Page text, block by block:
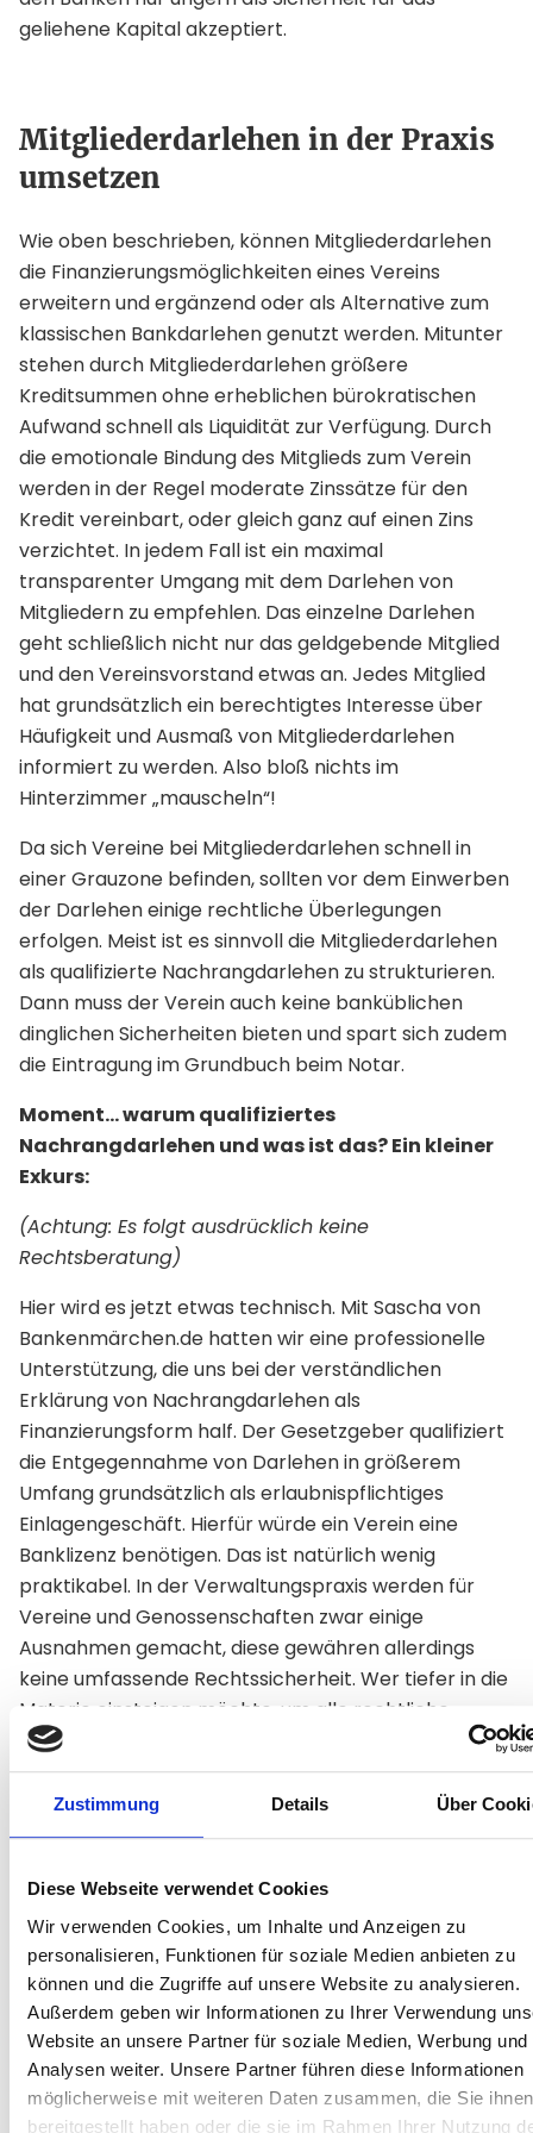
Zustimmung Details Über
Diese Webseite verwendet Cookies
Wir verwenden Cookies, um Inhalte und Anzeigen zu
personalisieren, Funktionen für soziale Medien anbieten zu
können und die Zugriffe auf unsere Website zu analysieren.
Außerdem geben wir Informationen zu Ihrer Verwendung
Website an unsere Partner für soziale Medien, Werbung und
Analysen weiter. Unsere Partner führen diese Informationen
möglicherweise mit weiteren Daten zusammen, die Sie ihnen
bereitgestellt haben oder die sie im Rahmen Ihrer Nutzung
geliehene Kapital akzeptiert.
Mitgliederdarlehen in der Praxis
umsetzen
Wie oben beschrieben, können Mitgliederdarlehen
die Finanzierungsmöglichkeiten eines Vereins
erweitern und ergänzend oder als Alternative zum
klassischen Bankdarlehen genutzt werden. Mitunter
stehen durch Mitgliederdarlehen größere
Kreditsummen ohne erheblichen bürokratischen
Aufwand schnell als Liquidität zur Verfügung. Durch
die emotionale Bindung des Mitglieds zum Verein
werden in der Regel moderate Zinssätze für den
Kredit vereinbart, oder gleich ganz auf einen Zins
verzichtet. In jedem Fall ist ein maximal
transparenter Umgang mit dem Darlehen von
Mitgliedern zu empfehlen. Das einzelne Darlehen
geht schließlich nicht nur das geldgebende Mitglied
und den Vereinsvorstand etwas an. Jedes Mitglied
hat grundsätzlich ein berechtigtes Interesse über
Häufigkeit und Ausmaß von Mitgliederdarlehen
informiert zu werden. Also bloß nichts im
Hinterzimmer „mauscheln“!
Da sich Vereine bei Mitgliederdarlehen schnell in
einer Grauzone befinden, sollten vor dem Einwerben
der Darlehen einige rechtliche Überlegungen
erfolgen. Meist ist es sinnvoll die Mitgliederdarlehen
als qualifizierte Nachrangdarlehen zu strukturieren.
Dann muss der Verein auch keine banküblichen
dinglichen Sicherheiten bieten und spart sich zudem
die Eintragung im Grundbuch beim Notar.
Moment… warum qualifiziertes
Nachrangdarlehen und was ist das? Ein kleiner
Exkurs:
(Achtung: Es folgt ausdrücklich keine
Rechtsberatung)
Hier wird es jetzt etwas technisch. Mit Sascha von
Bankenmärchen.de hatten wir eine professionelle
Unterstützung, die uns bei der verständlichen
Erklärung von Nachrangdarlehen als
Finanzierungsform half. Der Gesetzgeber qualifiziert
die Entgegennahme von Darlehen in größerem
Umfang grundsätzlich als erlaubnispflichtiges
Einlagengeschäft. Hierfür würde ein Verein eine
Banklizenz benötigen. Das ist natürlich wenig
praktikabel. In der Verwaltungspraxis werden für
Vereine und Genossenschaften zwar einige
Ausnahmen gemacht, diese gewähren allerdings
keine umfassende Rechtssicherheit. Wer tiefer in die
Materie einsteigen möchte, um alle rechtliche
Hitergründe im Detail zu verstehen, dem seien die
beiden Artikel des Portals Perspektive Praxis sowie
des Golfverbands Schleswig Holstein ans Herz
gelegt.
Um gar nicht erst in rechtliche Graubereiche
einzutauchen, können Vereine sogenannte
qualifizierte Nachrangdarlehen entgegennehmen,
ohne über eine Banklizenz zu verfügen. Die
Darlehensverträge enthalten dann eine besondere
Klausel (den qualifizierten Rangrücktritt), die den
Darlehensgeber in den Eigenkapitalrang stellt und
für den Verein insolvenzvermeidend wirkt. Das heißt,